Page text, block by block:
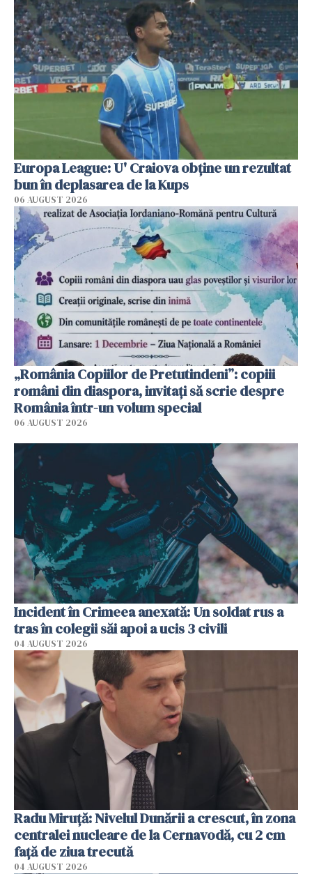
Europa League: U' Craiova obține un rezultat
bun în deplasarea de la Kups
06 AUGUST 2026
„România Copiilor de Pretutindeni”: copiii
români din diaspora, invitați să scrie despre
România într-un volum special
06 AUGUST 2026
Incident în Crimeea anexată: Un soldat rus a
tras în colegii săi apoi a ucis 3 civili
04 AUGUST 2026
Radu Miruţă: Nivelul Dunării a crescut, în zona
centralei nucleare de la Cernavodă, cu 2 cm
faţă de ziua trecută
04 AUGUST 2026